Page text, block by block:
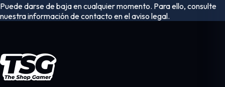
Puede darse de baja en cualquier momento. Para ello, consulte
nuestra información de contacto en el aviso legal.